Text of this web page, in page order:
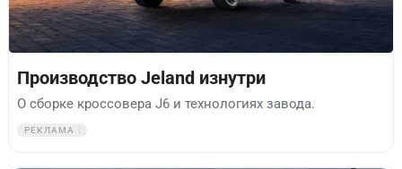
Производство Jeland изнутри
О сборке кроссовера J6 и технологиях завода.
РЕКЛАМА